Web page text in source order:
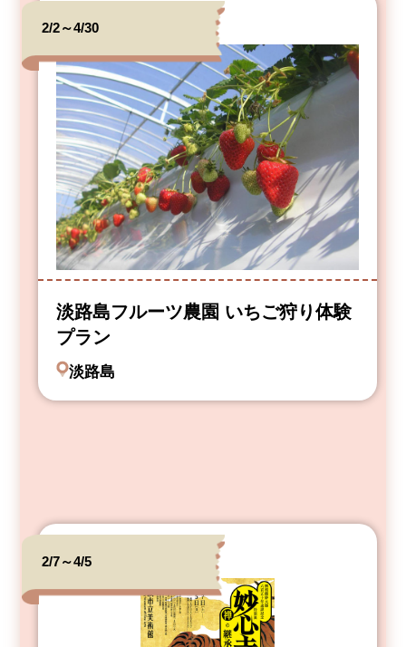
2/2～4/30
淡路島フルーツ農園 いちご狩り体験
プラン
淡路島
2/7～4/5